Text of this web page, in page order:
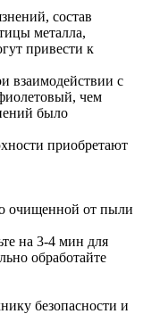
состав
металла,
привести к
взаимодействии с
чем
было
приобретают
очищенной от пыли
на 3-4 мин для
обработайте
безопасности и